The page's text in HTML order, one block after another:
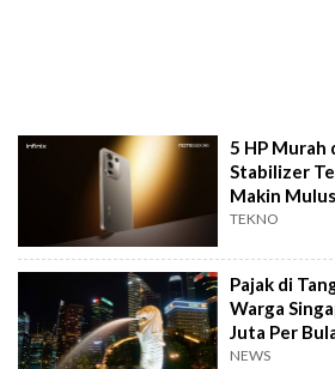
5 HP Murah
Stabilizer
Makin Mulus
TEKNO
Pajak di
Warga
Juta Per
Minyak Naik
NEWS